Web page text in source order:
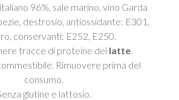
96%, sale marino, vino Garda
destrosio, antiossidante: E301,
conservanti: E252, E250.
tracce di proteine del latte.
Rimuovere prima del
consumo.
glutine e lattosio.